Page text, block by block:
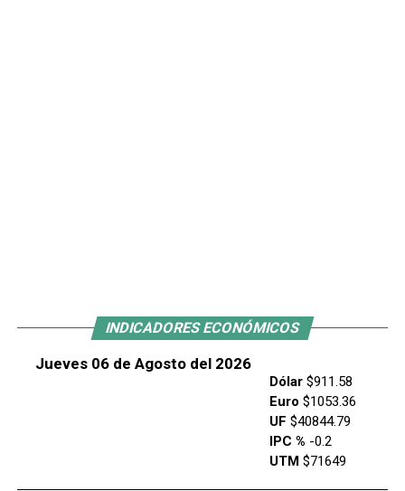
INDICADORES ECONÓMICOS
Jueves 06 de Agosto del 2026
Dólar$911.58
Euro $1053.36
UF $40844.79
IPC % -0.2
UTM $71649